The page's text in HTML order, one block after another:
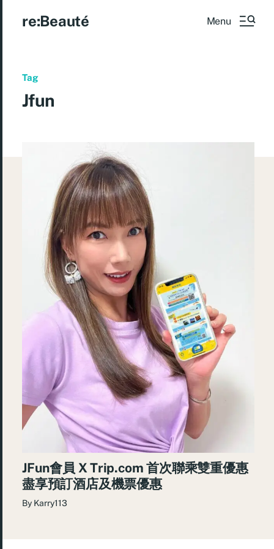
re:Beauté Menu
Tag
Jfun
JFun會員 X Trip.com 首次聯乘雙重優惠
盡享預訂酒店及機票優惠
By Karry113